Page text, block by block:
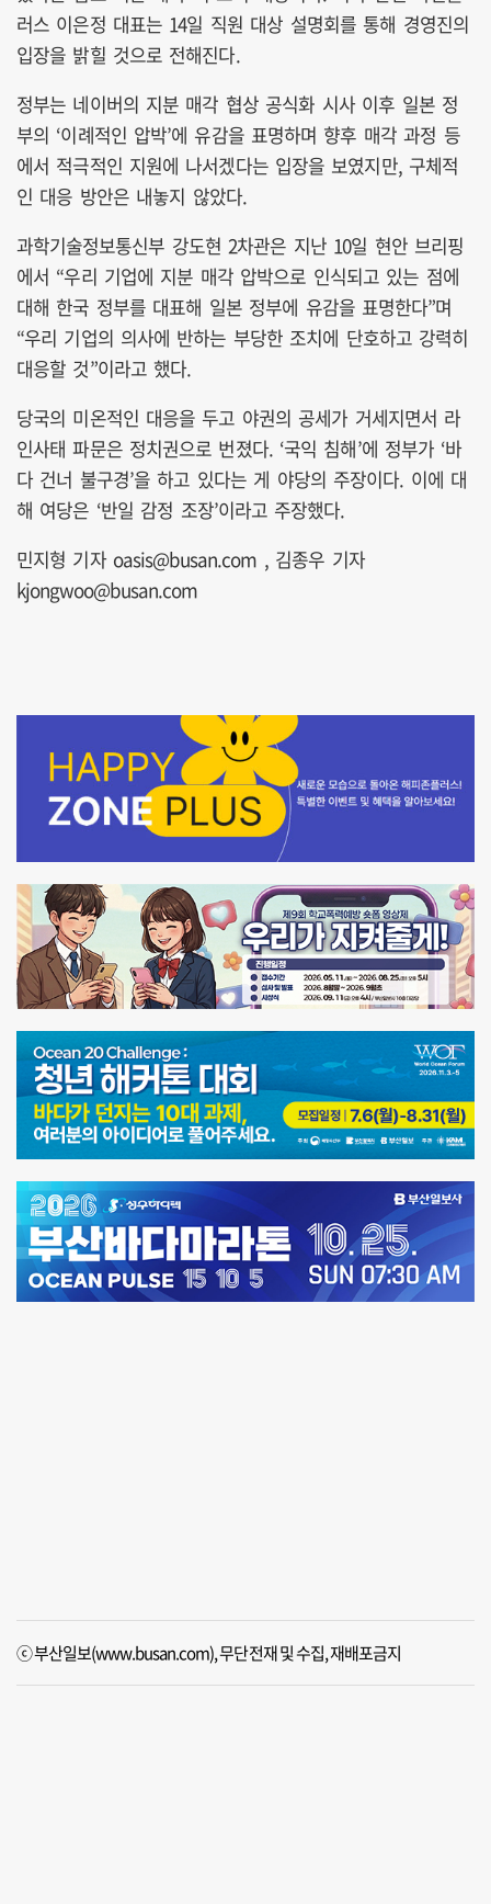
러스 이은정 대표는 14일 직원 대상 설명회를 통해 경영진의
입장을 밝힐 것으로 전해진다.
정부는 네이버의 지분 매각 협상 공식화 시사 이후 일본 정
부의 ‘이례적인 압박’에 유감을 표명하며 향후 매각 과정 등
에서 적극적인 지원에 나서겠다는 입장을 보였지만, 구체적
인 대응 방안은 내놓지 않았다.
과학기술정보통신부 강도현 2차관은 지난 10일 현안 브리핑
에서 “우리 기업에 지분 매각 압박으로 인식되고 있는 점에
대해 한국 정부를 대표해 일본 정부에 유감을 표명한다”며
“우리 기업의 의사에 반하는 부당한 조치에 단호하고 강력히
대응할 것”이라고 했다.
당국의 미온적인 대응을 두고 야권의 공세가 거세지면서 라
인사태 파문은 정치권으로 번졌다. ‘국익 침해’에 정부가 ‘바
다 건너 불구경’을 하고 있다는 게 야당의 주장이다. 이에 대
해 여당은 ‘반일 감정 조장’이라고 주장했다.
민지형 기자 oasis@busan.com , 김종우 기자
kjongwoo@busan.com
ⓒ 부산일보(www.busan.com), 무단전재 및 수집, 재배포금지